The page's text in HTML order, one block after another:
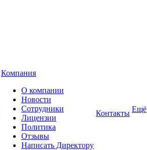
Компания
О компании
Новости
Сотрудники
Лицензии
Политика
Отзывы
Написать Директору
Контакты Ещё